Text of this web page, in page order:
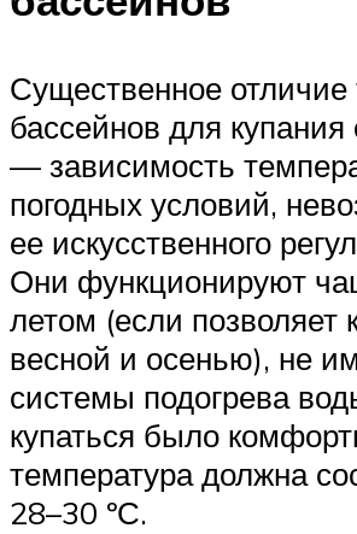
Существенное отличие
бассейнов для
— зависимость
погодных условий,
ее искусственного
Они функционируют
летом (если
весной и осенью), не
системы подогрева
купаться было
температура должна
28–30 ºС.